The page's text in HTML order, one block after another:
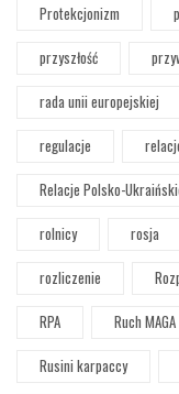
Protekcjonizm
przyszłość
rada unii europejskiej
regulacje
Relacje Polsko-
rolnicy
rosja
rozliczenie
RPA
Ruch MAGA
Rusini karpaccy